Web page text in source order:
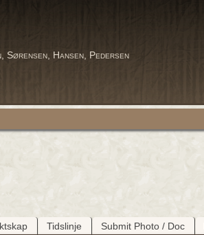
Hansen, Pedersen
Tidslinje Submit Photo / Doc